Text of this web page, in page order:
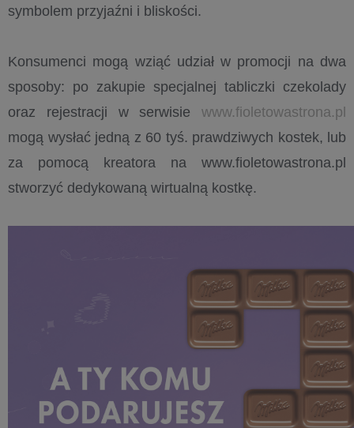
symbolem przyjaźni i bliskości.
Konsumenci mogą wziąć udział w promocji na dwa
sposoby: po zakupie specjalnej tabliczki czekolady
oraz rejestracji w serwisie www.fioletowastrona.pl
mogą wysłać jedną z 60 tyś. prawdziwych kostek, lub
za pomocą kreatora na www.fioletowastrona.pl
stworzyć dedykowaną wirtualną kostkę.